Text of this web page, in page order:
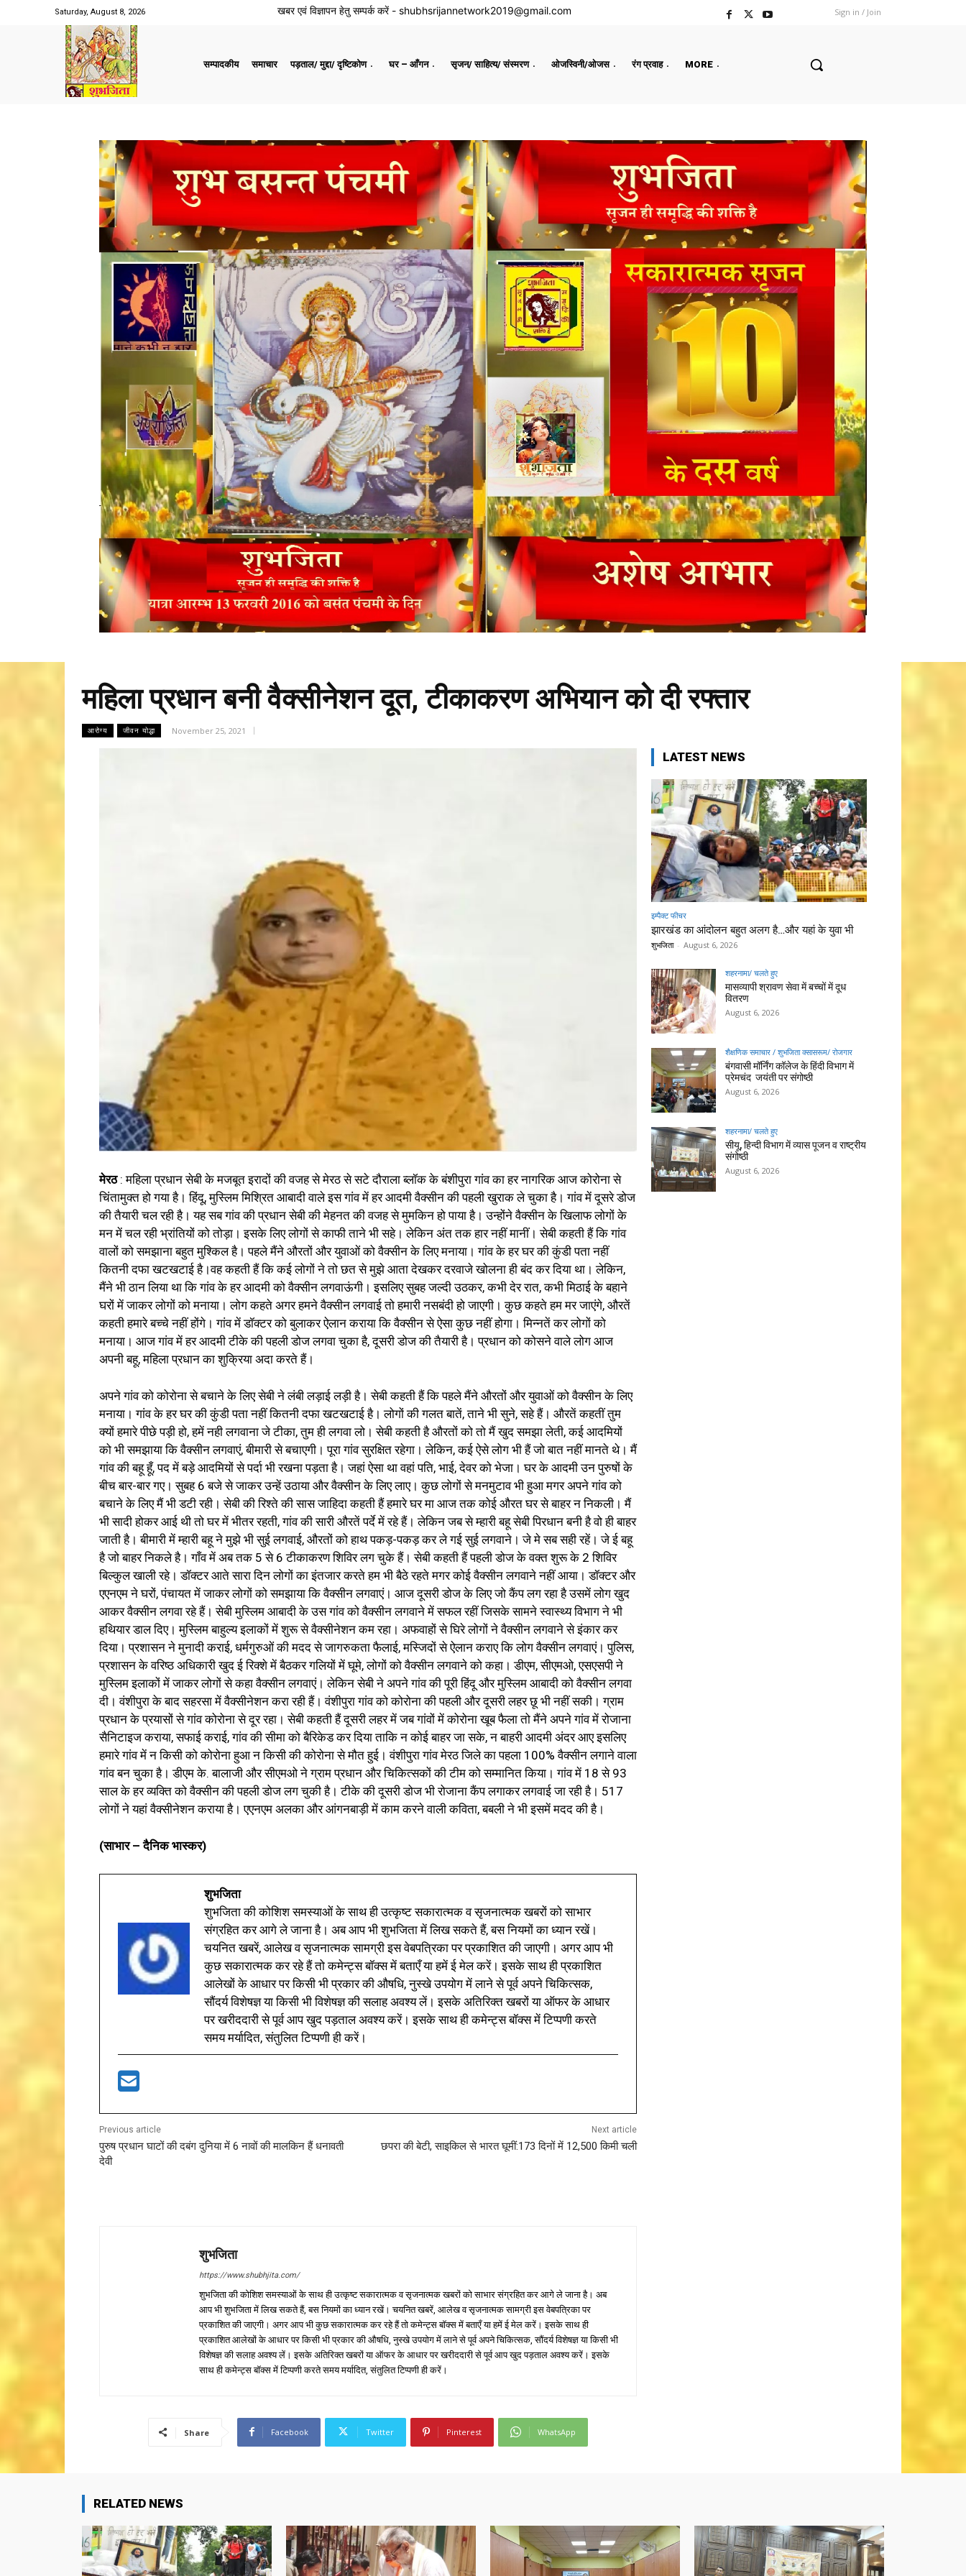
Saturday, August 8, 2026 खबर एवं विज्ञापन हेतु सम्पर्क करें - shubhsrijannetwork2019@gmail.com Sign in / Join
सम्पादकीय समाचार पड़ताल/ मुद्दा/ दृष्टिकोण घर – आँगन सृजन/ साहित्य/ संस्मरण ओजस्विनी/ओजस रंग प्रवाह MORE
महिला प्रधान बनी वैक्सीनेशन दूत, टीकाकरण अभियान को दी रफ्तार
आरोग्य जीवन योद्धा November 25, 2021
मेरठ: महिला प्रधान सेबी के मजबूत इरादों की वजह से मेरठ से सटे दौराला ब्लॉक के बंशीपुरा गांव का हर नागरिक आज कोरोना से
चिंतामुक्त हो गया है। हिंदू, मुस्लिम मिश्रित आबादी वाले इस गांव में हर आदमी वैक्सीन की पहली खुराक ले चुका है। गांव में दूसरे डोज
की तैयारी चल रही है। यह सब गांव की प्रधान सेबी की मेहनत की वजह से मुमकिन हो पाया है। उन्होंने वैक्सीन के खिलाफ लोगों के
मन में चल रही भ्रांतियों को तोड़ा। इसके लिए लोगों से काफी ताने भी सहे। लेकिन अंत तक हार नहीं मानीं। सेबी कहती हैं कि गांव
वालों को समझाना बहुत मुश्किल है। पहले मैंने औरतों और युवाओं को वैक्सीन के लिए मनाया। गांव के हर घर की कुंडी पता नहीं
कितनी दफा खटखटाई है।वह कहती हैं कि कई लोगों ने तो छत से मुझे आता देखकर दरवाजे खोलना ही बंद कर दिया था। लेकिन,
मैंने भी ठान लिया था कि गांव के हर आदमी को वैक्सीन लगवाऊंगी। इसलिए सुबह जल्दी उठकर, कभी देर रात, कभी मिठाई के बहाने
घरों में जाकर लोगों को मनाया। लोग कहते अगर हमने वैक्सीन लगवाई तो हमारी नसबंदी हो जाएगी। कुछ कहते हम मर जाएंगे, औरतें
कहती हमारे बच्चे नहीं होंगे। गांव में डॉक्टर को बुलाकर ऐलान कराया कि वैक्सीन से ऐसा कुछ नहीं होगा। मिन्नतें कर लोगों को
मनाया। आज गांव में हर आदमी टीके की पहली डोज लगवा चुका है, दूसरी डोज की तैयारी है। प्रधान को कोसने वाले लोग आज
अपनी बहू, महिला प्रधान का शुक्रिया अदा करते हैं।
अपने गांव को कोरोना से बचाने के लिए सेबी ने लंबी लड़ाई लड़ी है। सेबी कहती हैं कि पहले मैंने औरतों और युवाओं को वैक्सीन के लिए
मनाया। गांव के हर घर की कुंडी पता नहीं कितनी दफा खटखटाई है। लोगों की गलत बातें, ताने भी सुने, सहे हैं। औरतें कहतीं तुम
क्यों हमारे पीछे पड़ी हो, हमें नही लगवाना जे टीका, तुम ही लगवा लो। सेबी कहती है औरतों को तो मैं खुद समझा लेती, कई आदमियों
को भी समझाया कि वैक्सीन लगवाएं, बीमारी से बचाएगी। पूरा गांव सुरक्षित रहेगा। लेकिन, कई ऐसे लोग भी हैं जो बात नहीं मानते थे। मैं
गांव की बहू हूँ, पद में बड़े आदमियों से पर्दा भी रखना पड़ता है। जहां ऐसा था वहां पति, भाई, देवर को भेजा। घर के आदमी उन पुरुषों के
बीच बार-बार गए। सुबह 6 बजे से जाकर उन्हें उठाया और वैक्सीन के लिए लाए। कुछ लोगों से मनमुटाव भी हुआ मगर अपने गांव को
बचाने के लिए मैं भी डटी रही। सेबी की रिश्ते की सास जाहिदा कहती हैं हमारे घर मा आज तक कोई औरत घर से बाहर न निकली। मैं
भी सादी होकर आई थी तो घर में भीतर रहती, गांव की सारी औरतें पर्दे में रहे हैं। लेकिन जब से म्हारी बहू सेबी पिरधान बनी है वो ही बाहर
जाती है। बीमारी में म्हारी बहू ने मुझे भी सुई लगवाई, औरतों को हाथ पकड़-पकड़ कर ले गई सुई लगवाने। जे मे सब सही रहें। जे ई बहू
है जो बाहर निकले है। गाँव में अब तक 5 से 6 टीकाकरण शिविर लग चुके हैं। सेबी कहती हैं पहली डोज के वक्त शुरू के 2 शिविर
बिल्कुल खाली रहे। डॉक्टर आते सारा दिन लोगों का इंतजार करते हम भी बैठे रहते मगर कोई वैक्सीन लगवाने नहीं आया। डॉक्टर और
एएनएम ने घरों, पंचायत में जाकर लोगों को समझाया कि वैक्सीन लगवाएं। आज दूसरी डोज के लिए जो कैंप लग रहा है उसमें लोग खुद
आकर वैक्सीन लगवा रहे हैं। सेबी मुस्लिम आबादी के उस गांव को वैक्सीन लगवाने में सफल रहीं जिसके सामने स्वास्थ्य विभाग ने भी
हथियार डाल दिए। मुस्लिम बाहुल्य इलाकों में शुरू से वैक्सीनेशन कम रहा। अफवाहों से घिरे लोगों ने वैक्सीन लगवाने से इंकार कर
दिया। प्रशासन ने मुनादी कराई, धर्मगुरुओं की मदद से जागरुकता फैलाई, मस्जिदों से ऐलान कराए कि लोग वैक्सीन लगवाएं। पुलिस,
प्रशासन के वरिष्ठ अधिकारी खुद ई रिक्शे में बैठकर गलियों में घूमे, लोगों को वैक्सीन लगवाने को कहा। डीएम, सीएमओ, एसएसपी ने
मुस्लिम इलाकों में जाकर लोगों से कहा वैक्सीन लगवाएं। लेकिन सेबी ने अपने गांव की पूरी हिंदू और मुस्लिम आबादी को वैक्सीन लगवा
दी। वंशीपुरा के बाद सहरसा में वैक्सीनेशन करा रही हैं। वंशीपुरा गांव को कोरोना की पहली और दूसरी लहर छू भी नहीं सकी। ग्राम
प्रधान के प्रयासों से गांव कोरोना से दूर रहा। सेबी कहती हैं दूसरी लहर में जब गांवों में कोरोना खूब फैला तो मैंने अपने गांव में रोजाना
सैनिटाइज कराया, सफाई कराई, गांव की सीमा को बैरिकेड कर दिया ताकि न कोई बाहर जा सके, न बाहरी आदमी अंदर आए इसलिए
हमारे गांव में न किसी को कोरोना हुआ न किसी की कोरोना से मौत हुई। वंशीपुरा गांव मेरठ जिले का पहला 100% वैक्सीन लगाने वाला
गांव बन चुका है। डीएम के. बालाजी और सीएमओ ने ग्राम प्रधान और चिकित्सकों की टीम को सम्मानित किया। गांव में 18 से 93
साल के हर व्यक्ति को वैक्सीन की पहली डोज लग चुकी है। टीके की दूसरी डोज भी रोजाना कैंप लगाकर लगवाई जा रही है। 517
लोगों ने यहां वैक्सीनेशन कराया है। एएनएम अलका और आंगनबाड़ी में काम करने वाली कविता, बबली ने भी इसमें मदद की है।
(साभार – दैनिक भास्कर)
शुभजिता
शुभजिता की कोशिश समस्याओं के साथ ही उत्कृष्ट सकारात्मक व सृजनात्मक खबरों को साभार
संग्रहित कर आगे ले जाना है। अब आप भी शुभजिता में लिख सकते हैं, बस नियमों का ध्यान रखें।
चयनित खबरें, आलेख व सृजनात्मक सामग्री इस वेबपत्रिका पर प्रकाशित की जाएगी। अगर आप भी
कुछ सकारात्मक कर रहे हैं तो कमेन्ट्स बॉक्स में बताएँ या हमें ई मेल करें। इसके साथ ही प्रकाशित
आलेखों के आधार पर किसी भी प्रकार की औषधि, नुस्खे उपयोग में लाने से पूर्व अपने चिकित्सक,
सौंदर्य विशेषज्ञ या किसी भी विशेषज्ञ की सलाह अवश्य लें। इसके अतिरिक्त खबरों या ऑफर के आधार
पर खरीददारी से पूर्व आप खुद पड़ताल अवश्य करें। इसके साथ ही कमेन्ट्स बॉक्स में टिप्पणी करते
समय मर्यादित, संतुलित टिप्पणी ही करें।
Previous article
पुरुष प्रधान घाटों की दबंग दुनिया में 6 नावों की मालकिन हैं धनावती
देवी
Next article
छपरा की बेटी, साइकिल से भारत घूमीं:173 दिनों में 12,500 किमी चली
शुभजिता
https://www.shubhjita.com/
शुभजिता की कोशिश समस्याओं के साथ ही उत्कृष्ट सकारात्मक व सृजनात्मक खबरों को साभार संग्रहित कर आगे ले जाना है। अब
आप भी शुभजिता में लिख सकते हैं, बस नियमों का ध्यान रखें। चयनित खबरें, आलेख व सृजनात्मक सामग्री इस वेबपत्रिका पर
प्रकाशित की जाएगी। अगर आप भी कुछ सकारात्मक कर रहे हैं तो कमेन्ट्स बॉक्स में बताएँ या हमें ई मेल करें। इसके साथ ही
प्रकाशित आलेखों के आधार पर किसी भी प्रकार की औषधि, नुस्खे उपयोग में लाने से पूर्व अपने चिकित्सक, सौंदर्य विशेषज्ञ या किसी भी
विशेषज्ञ की सलाह अवश्य लें। इसके अतिरिक्त खबरों या ऑफर के आधार पर खरीददारी से पूर्व आप खुद पड़ताल अवश्य करें। इसके
साथ ही कमेन्ट्स बॉक्स में टिप्पणी करते समय मर्यादित, संतुलित टिप्पणी ही करें।
Share Facebook Twitter Pinterest WhatsApp
LATEST NEWS
इम्पैक्ट फीचर
झारखंड का आंदोलन बहुत अलग है…और यहां के युवा भी
शुभजिता - August 6, 2026
शहरनामा/ चलते हुए
मासव्यापी श्रावण सेवा में बच्चों में दूध
वितरण
August 6, 2026
शैक्षणिक समाचार / शुभजिता क्सासरूम/ रोजगार
बंगवासी मॉर्निंग कॉलेज के हिंदी विभाग में
प्रेमचंद जयंती पर संगोष्ठी
August 6, 2026
शहरनामा/ चलते हुए
सीयू, हिन्दी विभाग में व्यास पूजन व राष्ट्रीय
संगोष्ठी
August 6, 2026
RELATED NEWS